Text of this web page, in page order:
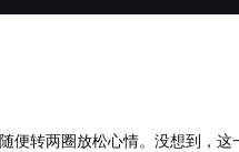
便转两圈放松心情。没想到，这